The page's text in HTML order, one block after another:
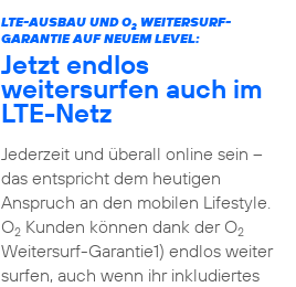
LTE-AUSBAU UND O2WEITERSURF-
GARANTIE AUF NEUEM LEVEL:
Jetzt endlos
weitersurfen auch im
LTE-Netz
Jederzeit und überall online sein –
das entspricht dem heutigen
Anspruch an den mobilen Lifestyle.
O2Kunden können dank der O2
Weitersurf-Garantie1) endlos weiter
surfen, auch wenn ihr inkludiertes